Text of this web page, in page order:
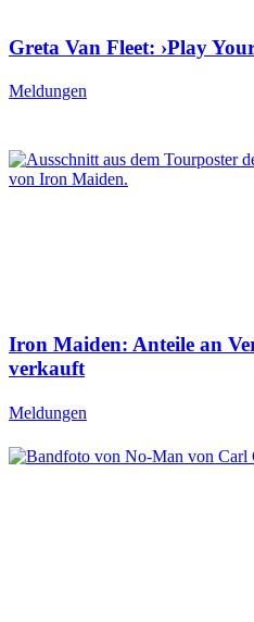
Greta Van Fleet: ›Play
Meldungen
Iron Maiden: Anteile an
verkauft
Meldungen